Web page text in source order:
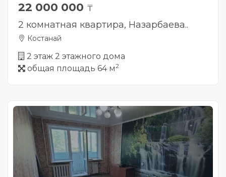
22 000 000 ₸
2 комнатная квартира, Назарбаева..
Костанай
2 этаж 2 этажного дома
общая площадь 64 м2